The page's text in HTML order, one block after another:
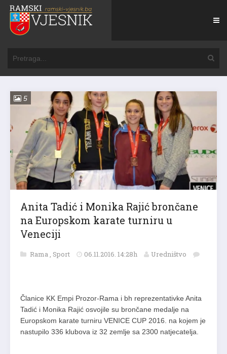
5
Anita Tadić i Monika Rajić brončane
na Europskom karate turniru u
Veneciji
Rama , Sport 06.11.2016. 14:28h Uredništvo
Članice KK Empi Prozor-Rama i bh reprezentativke Anita
Tadić i Monika Rajić osvojile su brončane medalje na
Europskom karate turniru VENICE CUP 2016. na kojem je
nastupilo 336 klubova iz 32 zemlje sa 2300 natjecatelja.